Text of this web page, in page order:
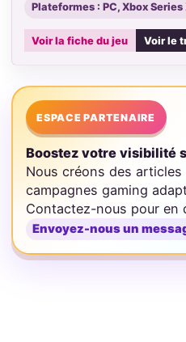
Plateformes : PC, Xbox Series
Voir la fiche du jeu Voir le
ESPACE PARTENAIRE
Boostez votre visibilité
Nous créons des
campagnes gaming
Contactez-nous pour en
Envoyez-nous un